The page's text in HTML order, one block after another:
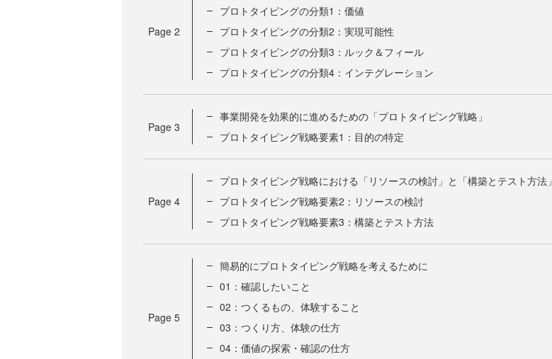
Page 2
プロトタイピングの分類1：価値
プロトタイピングの分類2：実現可能性
プロトタイピングの分類3：ルック＆フィール
プロトタイピングの分類4：インテグレーション
Page 3
事業開発を効果的に進めるための「プロトタイピング戦略」
プロトタイピング戦略要素1：目的の特定
Page 4
プロトタイピング戦略における「リソースの検討」と「構築とテスト方法」
プロトタイピング戦略要素2：リソースの検討
プロトタイピング戦略要素3：構築とテスト方法
Page 5
簡易的にプロトタイピング戦略を考えるために
01：確認したいこと
02：つくるもの、体験すること
03：つくり方、体験の仕方
04：価値の探索・確認の仕方